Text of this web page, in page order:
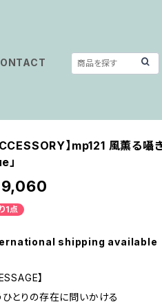
】mp121 風薫る
」
1点
shipping available
】
ひとりの存在に問いかける